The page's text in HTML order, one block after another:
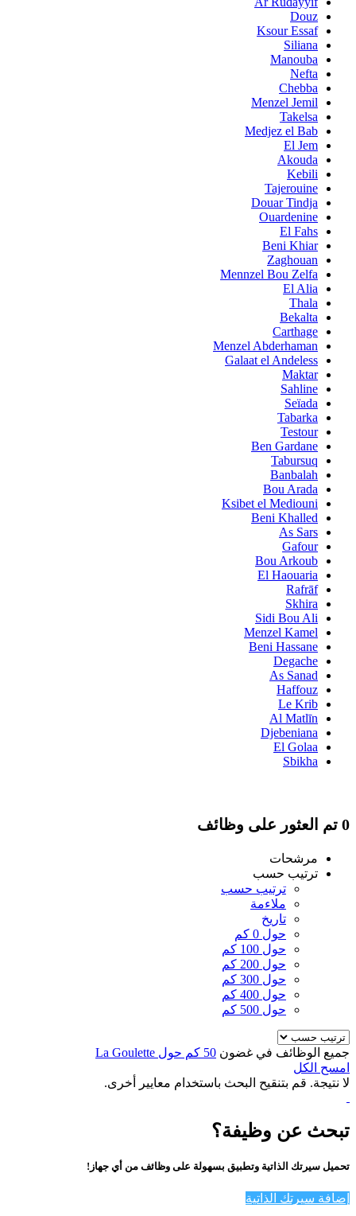
Douz
Ksour Essaf
Siliana
Manouba
Nefta
Chebba
Menzel Jemil
Takelsa
Medjez el Bab
El Jem
Akouda
Kebili
Tajerouine
Douar Tindja
Ouardenine
El Fahs
Beni Khiar
Zaghouan
Mennzel Bou Zelfa
El Alia
Thala
Bekalta
Carthage
Menzel Abderhaman
Galaat el Andeless
Maktar
Sahline
Seïada
Tabarka
Testour
Ben Gardane
Tabursuq
Banbalah
Bou Arada
Ksibet el Mediouni
Beni Khalled
As Sars
Gafour
Bou Arkoub
El Haouaria
Rafrāf
Skhira
Sidi Bou Ali
Menzel Kamel
Beni Hassane
Degache
As Sanad
Haffouz
Le Krib
Al Matlīn
Djebeniana
El Golaa
Sbikha
0 تم العثور على وظائف
مرشحات
ترتيب حسب
ترتيب حسب
ملاءمة
تاريخ
حول 0 كم
حول 100 كم
حول 200 كم
حول 300 كم
حول 400 كم
حول 500 كم
جميع الوظائف في غضون 50 كم حول La Goulette
امسح الكل
لا نتيجة. قم بتنقيح البحث باستخدام معايير أخرى.
تبحث عن وظيفة؟
تحميل سيرتك الذاتية وتطبيق بسهولة على وظائف من أي جهاز!
إضافة سيرتك الذاتية